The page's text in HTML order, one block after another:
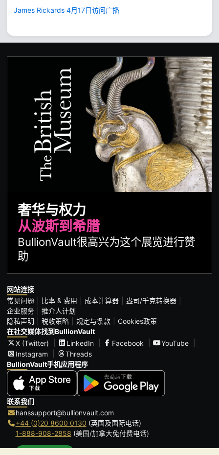
James Rickards 4月17日访问广播
奢华与权力
从波斯到希腊
BullionVault很高兴为这个展览进行赞
助
网站连接
常见问题
比率 & 费用 成本计算器
盎司/千克转换器
企业服务
推介人计划
隐私声明
税收策略 规定与条款
Cookies政策
在社交媒体找到BullionVault
X (Twitter)
LinkedIn Facebook
YouTube
Instagram
Threads
BullionVault手机应用程序
联系我们
hanssupport@bullionvault.com
+44 (0)20 8600 0130 (英国及国际电话)
1-888-908-2858 (美国/加拿大免付费电话)